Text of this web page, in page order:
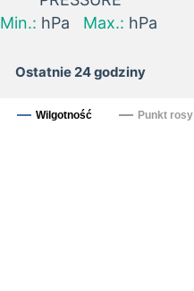
Min.: hPa Max.: hPa
Ostatnie 24 godziny
Ostatnie 24 godziny
Wilgotność
Punkt rosy